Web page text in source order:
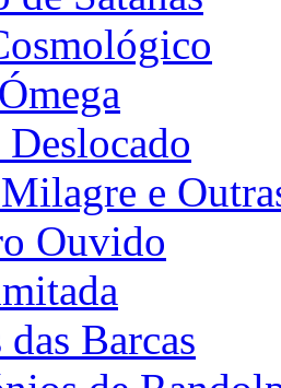
e
Ouvido
Barcas